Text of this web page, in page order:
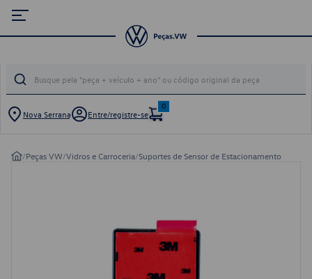
Nova Serrana Entre/registre-se
0
/Peças VW/Vidros e Carroceria/Suportes de Sensor de Estacionamento